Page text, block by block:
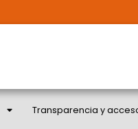
Transparencia y